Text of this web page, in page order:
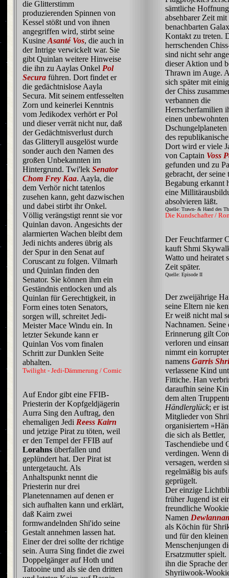
die Glitterstimm
produzierenden Spinnen von
Kessel stößt und von ihnen
angegriffen wird, stirbt seine
KusineAsanté Vos, die auch in
der Intrige verwickelt war. Sie
gibt Quinlan weitere Hinweise
die ihn zu Aaylas Onkel Pol
Secura führen. Dort findet er
die gedächtnislose Aayla
Secura. Mit seinem entfesselten
Zorn und keinerlei Kenntnis
vom Jedikodex verhört er Pol
und dieser verrät nicht nur, daß
der Gedächtnisverlust durch
das Glitteryll ausgelöst wurde
sonder auch den Namen des
großen Unbekannten im
Hintergrund. Twi'lekSenator
Chom Frey Kaa. Aayla, die
dem Verhör nicht tatenlos
zusehen kann, geht dazwischen
und dabei stirbt ihr Onkel.
Völlig verängstigt rennt sie vor
Quinlan davon. Angesichts der
alarmierten Wachen bleibt dem
Jedi nichts anderes übrig als
der Spur in den Senat auf
Coruscant zu folgen. Vilmarh
und Quinlan finden den
Senator. Sie können ihm ein
Geständnis entlocken und als
Quinlan für Gerechtigkeit, in
Form eines toten Senators,
sorgen will, schreitet Jedi-
Meister Mace Windu ein. In
letzter Sekunde kann er
Quinlan Vos vom finalen
Schritt zur Dunklen Seite
abhalten.
Twilight - Jedi-Dämmerung / Comic
Auf Endor gibt eine FFIB-
Priesterin der Kopfgeldjägerin
Aurra Sing den Auftrag, den
ehemaligen Jedi Reess Kairn
und jetzige Pirat zu töten, weil
er den Tempel der FFIB auf
Lorahns überfallen und
geplündert hat. Der Pirat ist
untergetaucht. Als
Anhaltspunkt nennt die
Priesterin nur drei
Planetennamen auf denen er
sich aufhalten kann und erklärt,
daß Kairn zwei
formwandelnden Shi'ido seine
Gestalt annehmen lassen hat.
Einer der drei sollte der richtige
sein. Aurra Sing findet die zwei
Doppelgänger auf Hoth und
Tatooine und als sie den dritten
sämtliche
absehbarer Zeit
benachbarten
Kontakt zu treten.
herrschenden
sind nicht sehr
dieser Aktion und
Thrawn im Auge.
sich später mit
der Chiss
verbannen die
Herrscherfamilien
einen unbewohnten
Dschungelplaneten
des
Dort wird er viele
von Captain Voss
gefunden und zu
gebracht, der seine
Begabung erkannt
eine
absolvieren läßt.
Quelle: Trawn- & Hand des
Die Kundschafter /
Der Feuchtfarmer
kauft Shmi
Watto und heiratet
Zeit später.
Quelle: Episode II
Der zweijährige
seine Eltern nie
Er weiß nicht mal
Nachnamen. Seine
Erinnerung gilt
verloren und
nimmt ein
namensGarris
verlassene Kind
Fittiche. Han
daraufhin seine
dem alten
Händlerglück; er
Mitglieder von
organisiertem
die sich als Bettler,
Taschendiebe und
verdingen. Wenn
versagen, werden
regelmäßig bis
geprügelt.
Der einzige
früher Jugend ist
freundliche
Namen
als Köchin für
und für den kleinen
Menschenjungen
Ersatzmutter spielt.
ihn die Sprache der
Shyriiwook-